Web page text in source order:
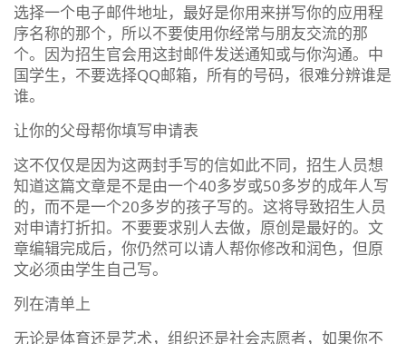
选择一个电子邮件地址，最好是你用来拼写你的应用程
序名称的那个，所以不要使用你经常与朋友交流的那
个。因为招生官会用这封邮件发送通知或与你沟通。中
国学生，不要选择QQ邮箱，所有的号码，很难分辨谁是
谁。
让你的父母帮你填写申请表
这不仅仅是因为这两封手写的信如此不同，招生人员想
知道这篇文章是不是由一个40多岁或50多岁的成年人写
的，而不是一个20多岁的孩子写的。这将导致招生人员
对申请打折扣。不要要求别人去做，原创是最好的。文
章编辑完成后，你仍然可以请人帮你修改和润色，但原
文必须由学生自己写。
列在清单上
无论是体育还是艺术，组织还是社会志愿者，如果你不